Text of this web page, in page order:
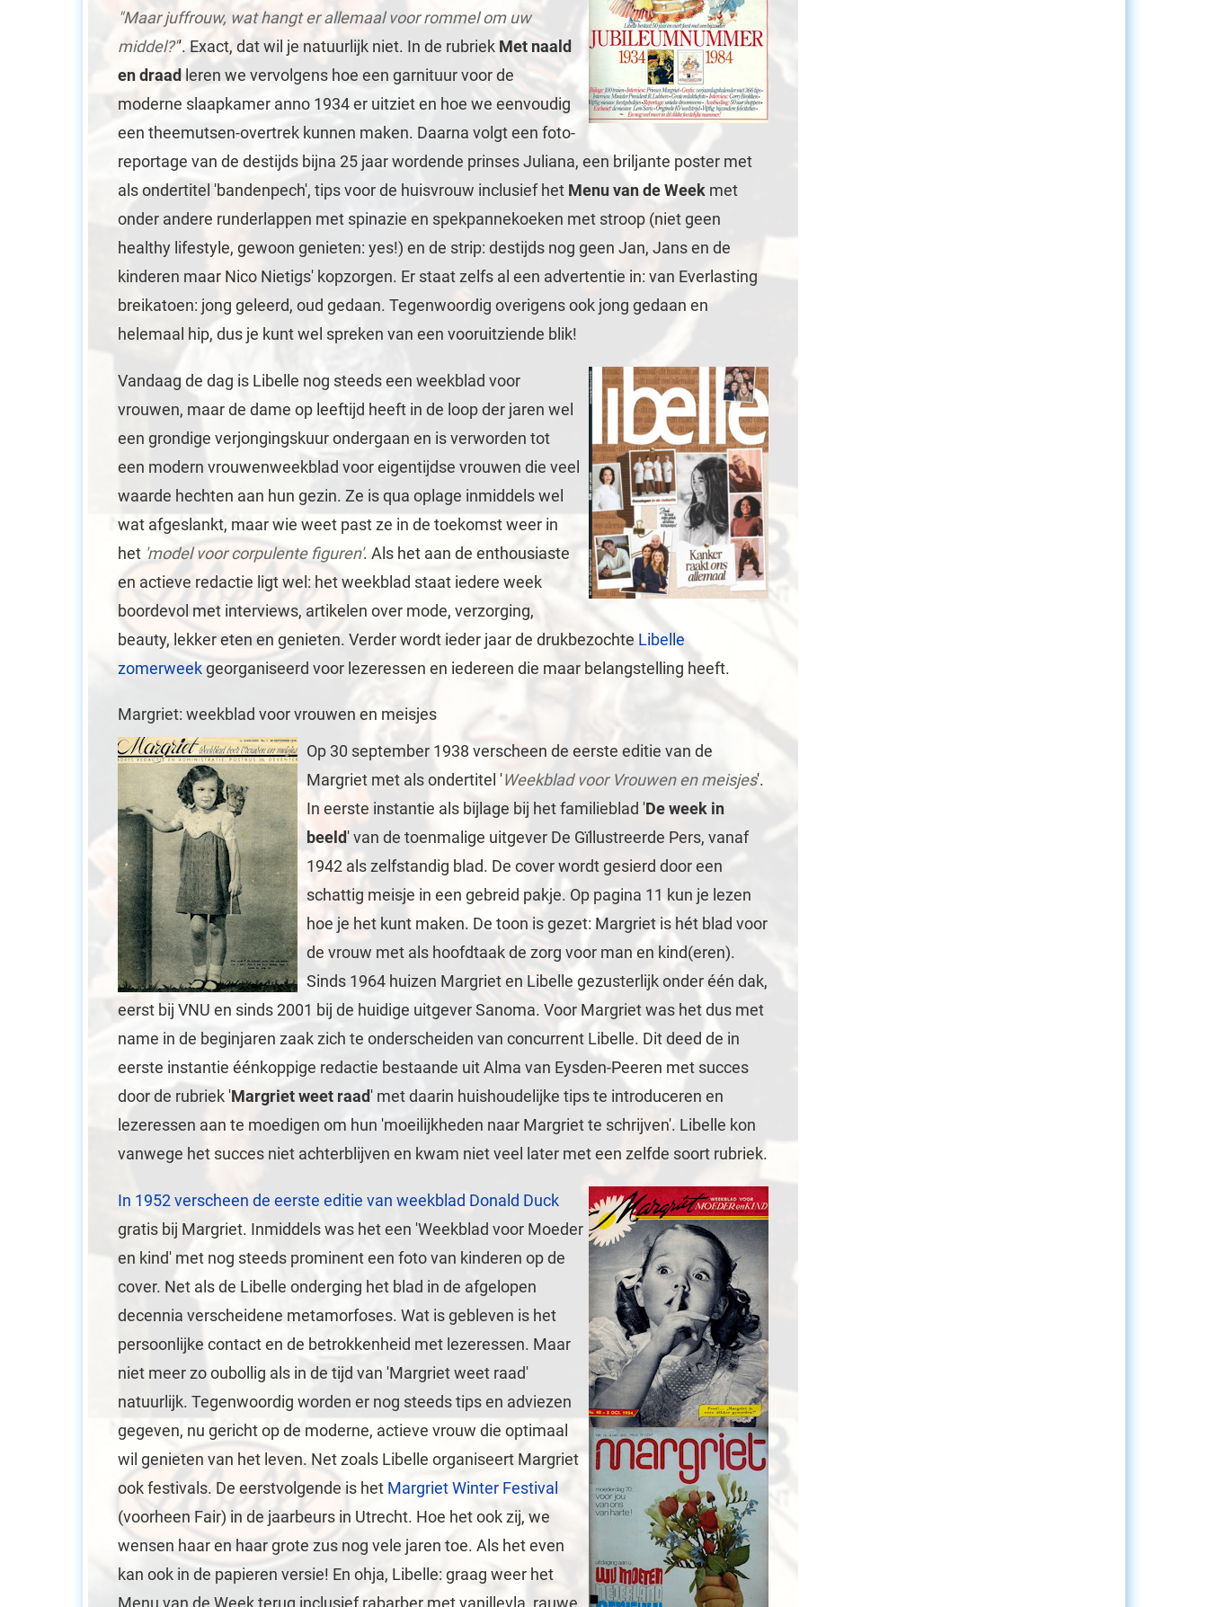
"Maar juffrouw, wat hangt er allemaal voor rommel om uw
middel?"'. Exact, dat wil je natuurlijk niet. In de rubriek Met naald
en draad leren we vervolgens hoe een garnituur voor de
moderne slaapkamer anno 1934 er uitziet en hoe we eenvoudig
een theemutsen-overtrek kunnen maken. Daarna volgt een foto-
reportage van de destijds bijna 25 jaar wordende prinses Juliana, een briljante poster met
als ondertitel 'bandenpech', tips voor de huisvrouw inclusief het Menu van de Week met
onder andere runderlappen met spinazie en spekpannekoeken met stroop (niet geen
healthy lifestyle, gewoon genieten: yes!) en de strip: destijds nog geen Jan, Jans en de
kinderen maar Nico Nietigs' kopzorgen. Er staat zelfs al een advertentie in: van Everlasting
breikatoen: jong geleerd, oud gedaan. Tegenwoordig overigens ook jong gedaan en
helemaal hip, dus je kunt wel spreken van een vooruitziende blik!
Vandaag de dag is Libelle nog steeds een weekblad voor
vrouwen, maar de dame op leeftijd heeft in de loop der jaren wel
een grondige verjongingskuur ondergaan en is verworden tot
een modern vrouwenweekblad voor eigentijdse vrouwen die veel
waarde hechten aan hun gezin. Ze is qua oplage inmiddels wel
wat afgeslankt, maar wie weet past ze in de toekomst weer in
het 'model voor corpulente figuren'. Als het aan de enthousiaste
en actieve redactie ligt wel: het weekblad staat iedere week
boordevol met interviews, artikelen over mode, verzorging,
beauty, lekker eten en genieten. Verder wordt ieder jaar de drukbezochte Libelle
zomerweekgeorganiseerd voor lezeressen en iedereen die maar belangstelling heeft.
Margriet: weekblad voor vrouwen en meisjes
Op 30 september 1938 verscheen de eerste editie van de
Margriet met als ondertitel 'Weekblad voor Vrouwen en meisjes'.
In eerste instantie als bijlage bij het familieblad 'De week in
beeld' van de toenmalige uitgever De Gïllustreerde Pers, vanaf
1942 als zelfstandig blad. De cover wordt gesierd door een
schattig meisje in een gebreid pakje. Op pagina 11 kun je lezen
hoe je het kunt maken. De toon is gezet: Margriet is hét blad voor
de vrouw met als hoofdtaak de zorg voor man en kind(eren).
Sinds 1964 huizen Margriet en Libelle gezusterlijk onder één dak,
eerst bij VNU en sinds 2001 bij de huidige uitgever Sanoma. Voor Margriet was het dus met
name in de beginjaren zaak zich te onderscheiden van concurrent Libelle. Dit deed de in
eerste instantie éénkoppige redactie bestaande uit Alma van Eysden-Peeren met succes
door de rubriek 'Margriet weet raad' met daarin huishoudelijke tips te introduceren en
lezeressen aan te moedigen om hun 'moeilijkheden naar Margriet te schrijven'. Libelle kon
vanwege het succes niet achterblijven en kwam niet veel later met een zelfde soort rubriek.
In 1952 verscheen de eerste editie van weekblad Donald Duck
gratis bij Margriet. Inmiddels was het een 'Weekblad voor Moeder
en kind' met nog steeds prominent een foto van kinderen op de
cover. Net als de Libelle onderging het blad in de afgelopen
decennia verscheidene metamorfoses. Wat is gebleven is het
persoonlijke contact en de betrokkenheid met lezeressen. Maar
niet meer zo oubollig als in de tijd van 'Margriet weet raad'
natuurlijk. Tegenwoordig worden er nog steeds tips en adviezen
gegeven, nu gericht op de moderne, actieve vrouw die optimaal
wil genieten van het leven. Net zoals Libelle organiseert Margriet
ook festivals. De eerstvolgende is het Margriet Winter Festival
(voorheen Fair) in de jaarbeurs in Utrecht. Hoe het ook zij, we
wensen haar en haar grote zus nog vele jaren toe. Als het even
kan ook in de papieren versie! En ohja, Libelle: graag weer het
Menu van de Week terug inclusief rabarber met vanillevla, rauwe